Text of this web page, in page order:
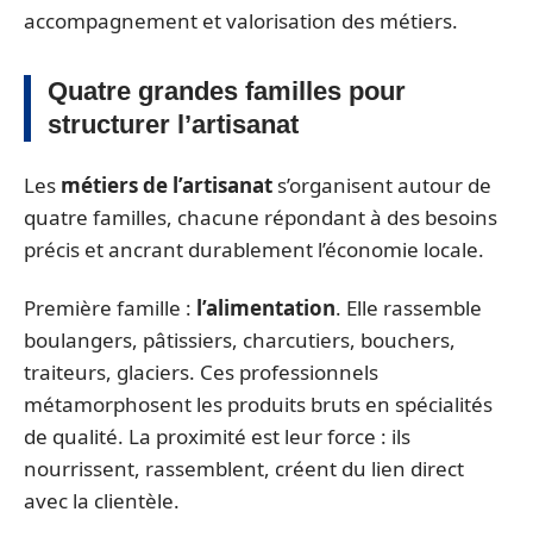
accompagnement et valorisation des métiers.
Quatre grandes familles pour
structurer l’artisanat
Les métiers de l’artisanat s’organisent autour de
quatre familles, chacune répondant à des besoins
précis et ancrant durablement l’économie locale.
Première famille : l’alimentation. Elle rassemble
boulangers, pâtissiers, charcutiers, bouchers,
traiteurs, glaciers. Ces professionnels
métamorphosent les produits bruts en spécialités
de qualité. La proximité est leur force : ils
nourrissent, rassemblent, créent du lien direct
avec la clientèle.